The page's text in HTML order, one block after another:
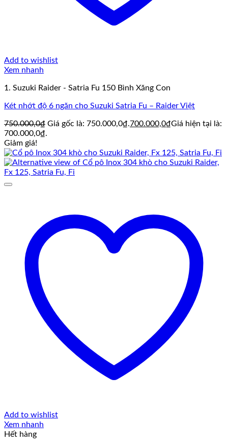
Add to wishlist
Xem nhanh
1. Suzuki Raider - Satria Fu 150 Bình Xăng Con
Két nhớt độ 6 ngăn cho Suzuki Satria Fu – Raider Việt
750.000,0₫ Giá gốc là: 750.000,0₫.700.000,0₫Giá hiện tại là:
700.000,0₫.
Giảm giá!
Add to wishlist
Xem nhanh
Hết hàng